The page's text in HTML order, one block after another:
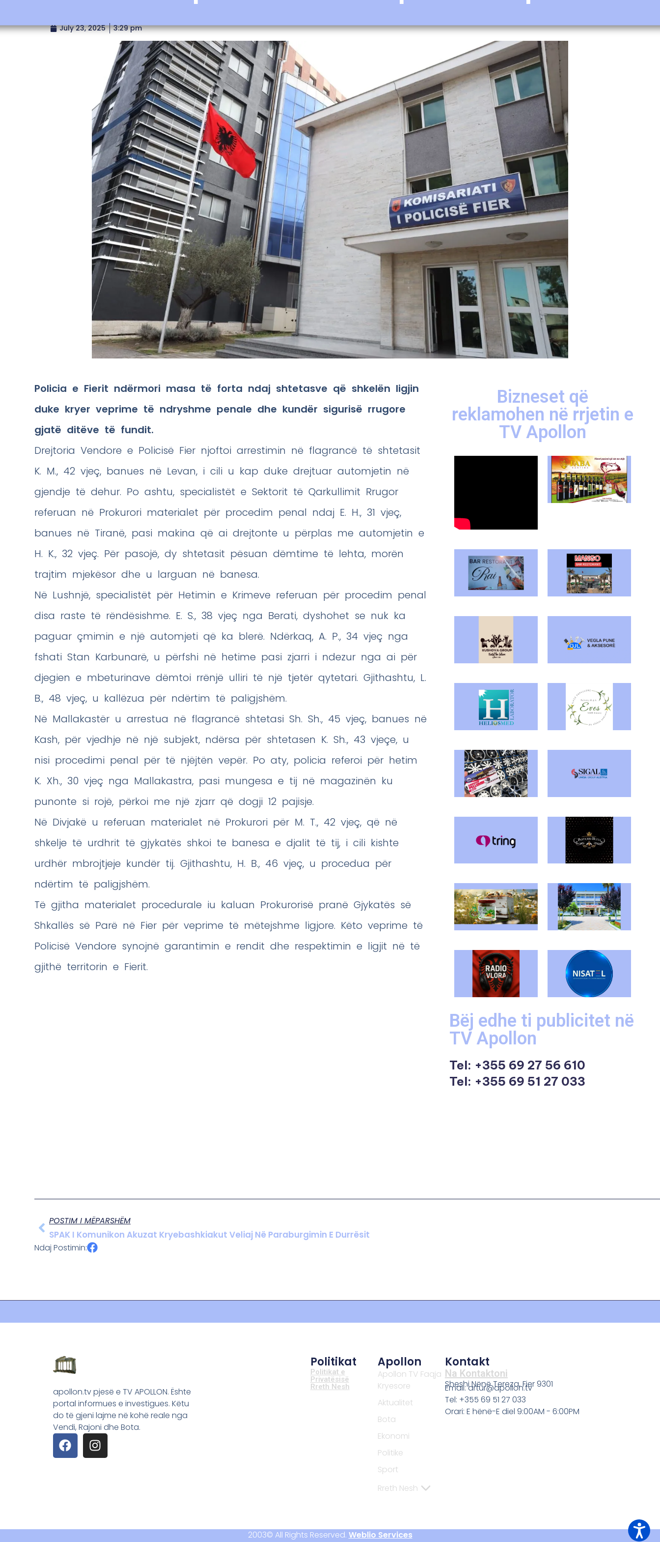
July 23, 2025 3:29 pm
Policia e Fierit ndërmori masa të forta ndaj shtetasve që shkelën ligjin
duke kryer veprime të ndryshme penale dhe kundër sigurisë rrugore
gjatë ditëve të fundit.
Drejtoria Vendore e Policisë Fier njoftoi arrestimin në flagrancë të shtetasit
K. M., 42 vjeç, banues në Levan, i cili u kap duke drejtuar automjetin në
gjendje të dehur. Po ashtu, specialistët e Sektorit të Qarkullimit Rrugor
referuan në Prokurori materialet për procedim penal ndaj E. H., 31 vjeç,
banues në Tiranë, pasi makina që ai drejtonte u përplas me automjetin e
H. K., 32 vjeç. Për pasojë, dy shtetasit pësuan dëmtime të lehta, morën
trajtim mjekësor dhe u larguan në banesa.
Në Lushnjë, specialistët për Hetimin e Krimeve referuan për procedim penal
disa raste të rëndësishme. E. S., 38 vjeç nga Berati, dyshohet se nuk ka
paguar çmimin e një automjeti që ka blerë. Ndërkaq, A. P., 34 vjeç nga
fshati Stan Karbunarë, u përfshi në hetime pasi zjarri i ndezur nga ai për
djegien e mbeturinave dëmtoi rrënjë ulliri të një tjetër qytetari. Gjithashtu, L.
B., 48 vjeç, u kallëzua për ndërtim të paligjshëm.
Në Mallakastër u arrestua në flagrancë shtetasi Sh. Sh., 45 vjeç, banues në
Kash, për vjedhje në një subjekt, ndërsa për shtetasen K. Sh., 43 vjeçe, u
nisi procedimi penal për të njëjtën vepër. Po aty, policia referoi për hetim
K. Xh., 30 vjeç nga Mallakastra, pasi mungesa e tij në magazinën ku
punonte si rojë, përkoi me një zjarr që dogji 12 pajisje.
Në Divjakë u referuan materialet në Prokurori për M. T., 42 vjeç, që në
shkelje të urdhrit të gjykatës shkoi te banesa e djalit të tij, i cili kishte
urdhër mbrojtjeje kundër tij. Gjithashtu, H. B., 46 vjeç, u procedua për
ndërtim të paligjshëm.
Të gjitha materialet procedurale iu kaluan Prokurorisë pranë Gjykatës së
Shkallës së Parë në Fier për veprime të mëtejshme ligjore. Këto veprime të
Policisë Vendore synojnë garantimin e rendit dhe respektimin e ligjit në të
gjithë territorin e Fierit.
Bizneset që
reklamohen në rrjetin e
TV Apollon
Bëj edhe ti publicitet në
TV Apollon
Tel: +355 69 27 56 610
Tel: +355 69 51 27 033
POSTIM I MËPARSHËM
SPAK I Komunikon Akuzat Kryebashkiakut Veliaj Në Paraburgimin E Durrësit
Ndaj Postimin:
apollon.tv pjesë e TV APOLLON. Ështe
portal informues e investigues. Këtu
do të gjeni lajme në kohë reale nga
Vendi, Rajoni dhe Bota.
Politikat
Politikat e
Privatësisë
Rreth Nesh
Apollon
Apollon TV Faqja
Kryesore
Aktualitet
Bota
Ekonomi
Politike
Sport
Rreth Nesh
Kontakt
Na Kontaktoni
Sheshi Nënë Tereza, Fier 9301
Email: artur@apollon.tv
Tel: +355 69 51 27 033
Orari: E hënë-E diel 9:00AM - 6:00PM
2003© All Rights Reserved. Weblio Services